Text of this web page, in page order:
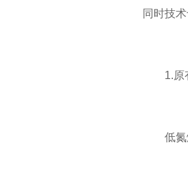
同时技
1.原有
低氮